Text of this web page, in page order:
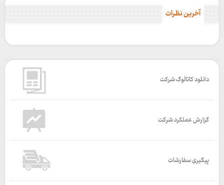
آخرین نظرات
دانلود کاتالوگ شرکت
گزارش عملکرد شرکت
پیگیری سفارشات